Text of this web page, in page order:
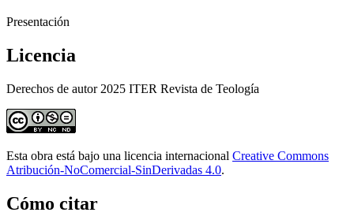
Presentación
Licencia
Derechos de autor 2025 ITER Revista de Teología
Esta obra está bajo una licencia internacional Creative Commons
Atribución-NoComercial-SinDerivadas 4.0.
Cómo citar